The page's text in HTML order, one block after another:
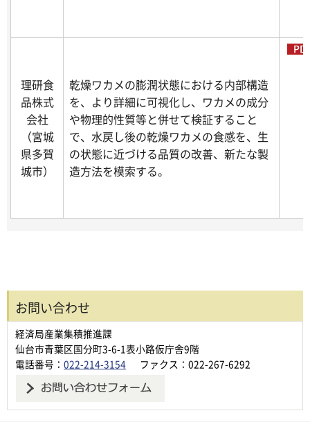
理研食
品株式
会社
（宮城
県多賀
城市）
乾燥ワカメの膨潤状態における内部構造
を、より詳細に可視化し、ワカメの成分
や物理的性質等と併せて検証すること
で、水戻し後の乾燥ワカメの食感を、生
の状態に近づける品質の改善、新たな製
造方法を模索する。
お問い合わせ
経済局産業集積推進課
仙台市青葉区国分町3-6-1表小路仮庁舎9階
電話番号： 022-214-3154 ファクス：022-267-6292